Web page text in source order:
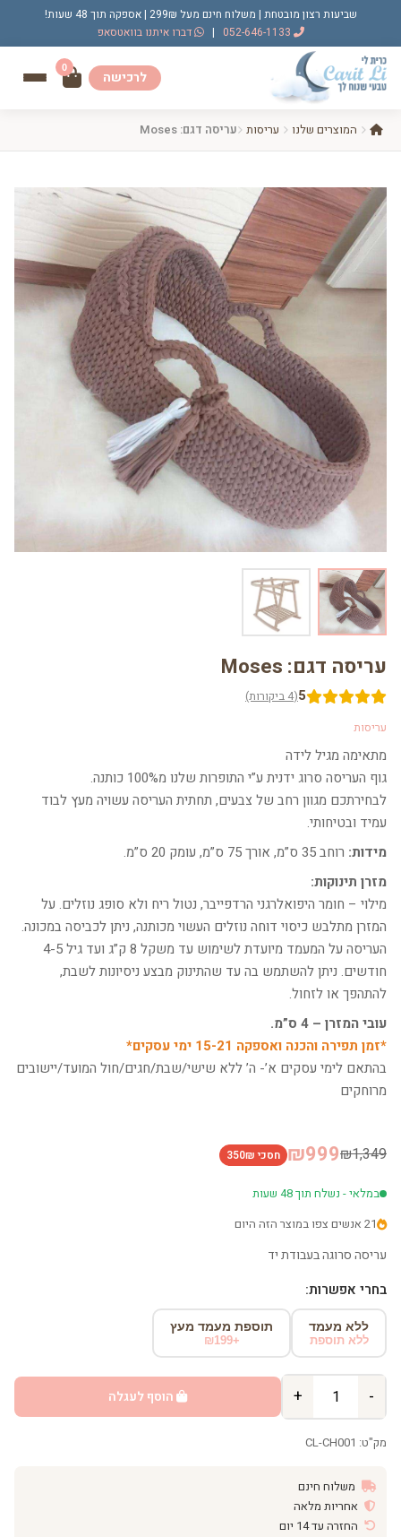
שביעות רצון מובטחת | משלוח חינם מעל 299₪ | אספקה תוך 48 שעות!
| דברו איתנו בוואטסאפ
לרכישה
0
המוצרים שלנו עריסות עריסה דגם: Moses
עריסה דגם: Moses
5(4 ביקורות)
עריסות
מתאימה מגיל לידה
גוף העריסה סרוג ידנית ע”י התופרות שלנו מ100% כותנה.
לבחירתכם מגוון רחב של צבעים, תחתית העריסה עשויה מעץ לבוד
עמיד ובטיחותי.
מידות: רוחב 35 ס”מ, אורך 75 ס”מ, עומק 20 ס”מ.
מזרן תינוקות:
מילוי – חומר היפואלרגני הרדפייבר, נטול ריח ולא סופג נוזלים. על
המזרן מתלבש כיסוי דוחה נוזלים העשוי מכותנה, ניתן לכביסה במכונה.
העריסה על המעמד מיועדת לשימוש עד משקל 8 ק”ג ועד גיל 4-5
חודשים. ניתן להשתמש בה עד שהתינוק מבצע ניסיונות לשבת,
להתהפך או לזחול.
עובי המזרן – 4 ס”מ.
*זמן תפירה והכנה ואספקה 15-21 ימי עסקים*
בהתאם לימי עסקים א’- ה’ ללא שישי/שבת/חגים/חול המועד/יישובים
מרוחקים
₪1,349
₪999 חסכי 350₪
במלאי - נשלח תוך 48 שעות
21 אנשים צפו במוצר הזה היום
עריסה סרוגה בעבודת יד
בחרי אפשרות:
ללא מעמד
ללא תוספת
תוספת מעמד מעץ
+₪199
-
+ הוסף לעגלה
מק"ט: CL-CH001
משלוח חינם
אחריות מלאה
החזרה עד 14 יום